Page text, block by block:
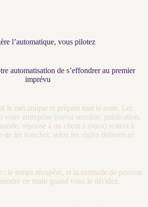
l’automatique, vous pilotez
automatisation de s’effondrer au premier
imprévu
le mécanique et prépare tout le reste. Les
votre entreprise (envoi sensible, publication,
réponse à un client à enjeu) restent à
de les trancher, selon les règles définies au
: le temps récupéré, et la certitude de pouvoir
en main quand vous le décidez.